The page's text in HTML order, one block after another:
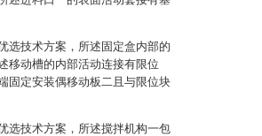
选技术方案，所述固定盒内部的
移动槽的内部活动连接有限位
固定安装偶移动板二且与限位块
选技术方案，所述搅拌机构一包